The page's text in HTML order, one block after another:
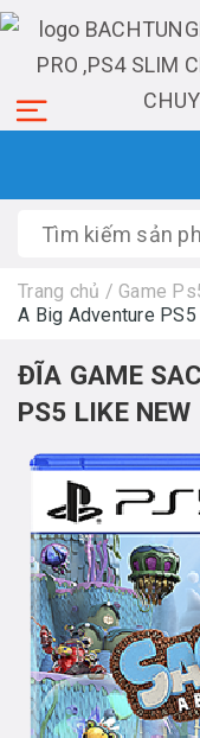
Trang chủ / Game
A Big Adventure
ĐĨA GAME
PS5 LIKE NEW